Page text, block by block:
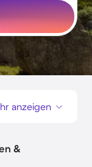
anzeigen
&